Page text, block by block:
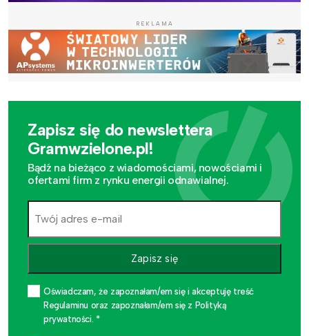
REKLAMA
Zapisz się do newslettera
Gramwzielone.pl!
Bądź na bieżąco z wiadomościami, nowościami i
ofertami firm z rynku energii odnawialnej.
Zapisz się
Oświadczam, że zapoznałam/em się i akceptuję treść
Regulaminu oraz zapoznałam/em się z Polityką
prywatności. *